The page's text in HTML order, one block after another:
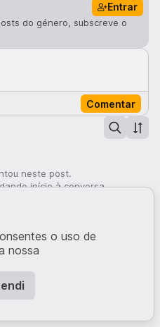
Entrar
do género, subscreve o
Comentar
neste post.
início à conversa.
o uso de
nossa